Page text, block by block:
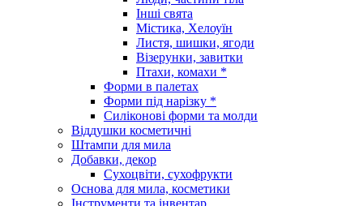
Інші свята
Містика, Хелоуїн
Листя, шишки, ягоди
Візерунки, завитки
Птахи, комахи *
Форми в палетах
Форми під нарізку *
Силіконові форми та молди
Віддушки косметичні
Штампи для мила
Добавки, декор
Сухоцвіти, сухофрукти
Основа для мила, косметики
Інструменти та інвентар